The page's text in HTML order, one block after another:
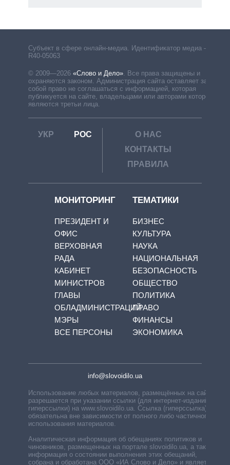
Субъект в сфере онлайн-медиа. Идентификатор медиа –
R40-05063
© 2009—2026 «Слово и Дело». Все права защищены и
охраняются законом. Администрация сайта оставляет за
собой право не соглашаться с информацией, которая
публикуется на сайте, владельцами или авторами которой
являются третьи лица.
УКР РОС
О НАС
КОНТАКТЫ
ПРАВИЛА
МОНИТОРИНГ
ПРЕЗИДЕНТ И
ОФИС
ВЕРХОВНАЯ
РАДА
КАБИНЕТ
МИНИСТРОВ
ГЛАВЫ
ОБЛАДМИНИСТРАЦИЙ
МЭРЫ
ВСЕ ПЕРСОНЫ
ТЕМАТИКИ
БИЗНЕС
КУЛЬТУРА
НАУКА
НАЦИОНАЛЬНАЯ
БЕЗОПАСНОСТЬ
ОБЩЕСТВО
ПОЛИТИКА
ПРАВО
ФИНАНСЫ
ЭКОНОМИКА
info@slovoidilo.ua
Использование любых материалов, размещённых на сайте,
разрешается при указании ссылки (для интернет-изданий —
гиперссылки) на www.slovoidilo.ua. Ссылка (гиперссылка)
обязательна вне зависимости от полного либо частичного
использования материалов.
Аналитическая информация об обещаниях политиков и
чиновников, размещенных на портале slovoidilo.ua, а также
информация о состоянии выполнения этих обещаний,
собрана и обработана ООО «ИА Слово и Дело» и является